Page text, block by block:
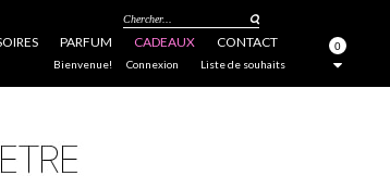
PARFUM CADEAUX CONTACT
Chercher...
0
Liste de souhaits
Bienvenue! Connexion